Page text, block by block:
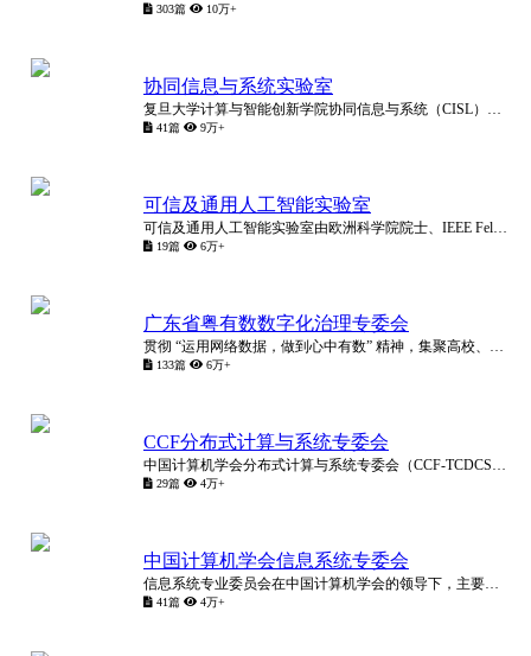
303篇 10万+
协同信息与系统实验室
复旦大学计算与智能创新学院协同信息与系统（CISL）实验室；复旦大学社会计算研究中心
41篇 9万+
可信及通用人工智能实验室
可信及通用人工智能实验室由欧洲科学院院士、IEEE Fellow，西湖大学人工智能讲席教授金耀初领导成立。实验室致力于应用驱动的可信人工智能研究，以及采用演化发育方法探索实现通用人工智智能的新途径。
19篇 6万+
广东省粤有数数字化治理专委会
贯彻 “运用网络数据，做到心中有数” 精神，集聚高校、智库、业界和政界研究型人才，提供公共决策咨询、数学模型研制、课题研究、榜单发布、活动举办、书籍出版等公益服务。多位国际知名学者、院士担任首席顾问。
133篇 6万+
CCF分布式计算与系统专委会
中国计算机学会分布式计算与系统专委会（CCF-TCDCS）致力于组织和团结分布式计算、分布式系统、分布式泛在网络等专业领域人才，加强学术交流、拓展研发思路、推进我国新一代分布式计算与服务技术研究。
29篇 4万+
中国计算机学会信息系统专委会
信息系统专业委员会在中国计算机学会的领导下，主要开展信息系统领域的学会工作，促进和组织信息系统学术和技术交流，研究信息系统技术的发展策略及应用推广，推动本学科领域的建设和发展。
41篇 4万+